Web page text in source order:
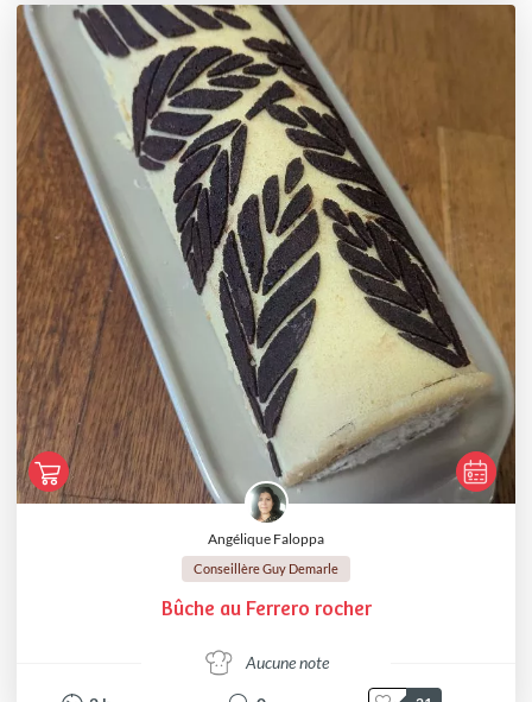
Angélique Faloppa
Conseillère Guy Demarle
Bûche au Ferrero rocher
Aucune note